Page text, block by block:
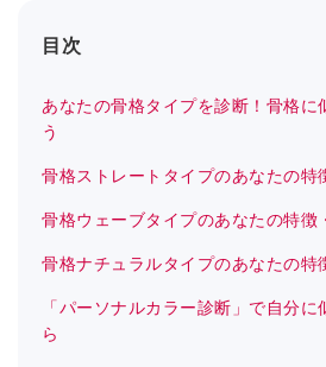
目次
あなたの骨格タイプを診断！骨格に
う
骨格ストレートタイプのあなたの特
骨格ウェーブタイプのあなたの特徴
骨格ナチュラルタイプのあなたの特
「パーソナルカラー診断」で自分
ら